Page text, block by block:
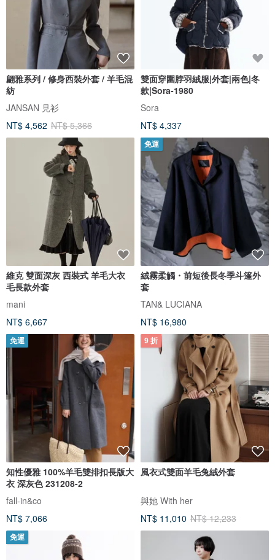
翩雅系列 / 修身西裝外套 / 羊毛混
紡
JANSAN 見衫
NT$ 4,562 NT$ 5,366
雙面穿圍脖羽絨服|外套|兩色|冬
款|Sora-1980
Sora
NT$ 4,337
維克 雙面深灰 西裝式 羊毛大衣
毛長款外套
mani
NT$ 6,667
免運
絨霧柔觸・前短後長冬季斗篷外
套
TAN& LUCIANA
NT$ 16,980
免運
知性優雅 100%羊毛雙排扣長版大
衣 深灰色 231208-2
fall-in&co
NT$ 7,066
9 折
風衣式雙面羊毛兔絨外套
與她 With her
NT$ 11,010 NT$ 12,233
免運